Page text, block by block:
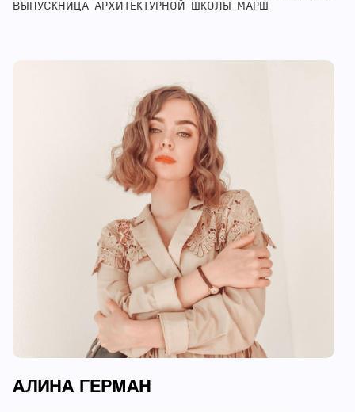
ВЫПУСКНИЦА АРХИТЕКТУРНОЙ ШКОЛЫ МАРШ
АЛИНА ГЕРМАН